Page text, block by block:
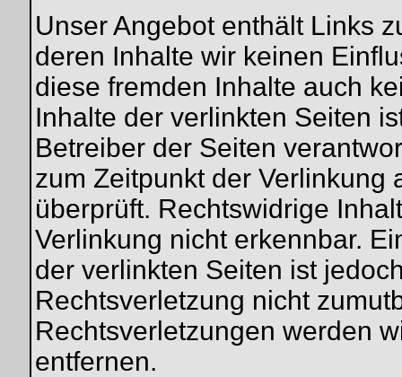
Unser Angebot enthält Links
deren Inhalte wir keinen
diese fremden Inhalte auch
Inhalte der verlinkten Seiten
Betreiber der Seiten
zum Zeitpunkt der Verlinkung
überprüft. Rechtswidrige
Verlinkung nicht erkennbar.
der verlinkten Seiten ist
Rechtsverletzung nicht
Rechtsverletzungen werden
entfernen.